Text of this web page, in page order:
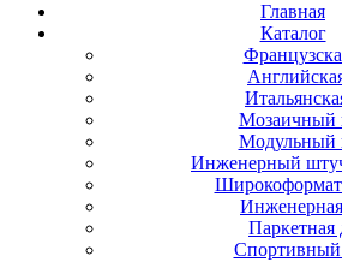
Главная
Каталог
Мозаичный
Модульный
Инженерный
Паркетная
Спортивный